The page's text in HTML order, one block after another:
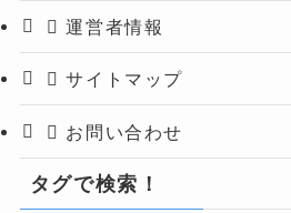
運営者情報
サイトマップ
お問い合わせ
タグで検索！